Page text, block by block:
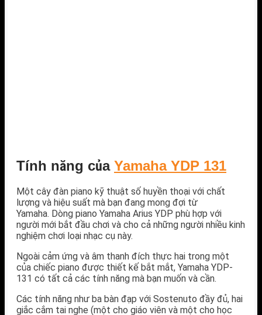
Tính năng của Yamaha YDP 131
Một cây đàn piano kỹ thuật số huyền thoại với chất
lượng và hiệu suất mà bạn đang mong đợi từ
Yamaha. Dòng piano Yamaha Arius YDP phù hợp với
người mới bắt đầu chơi và cho cả những người nhiều kinh
nghiệm chơi loại nhạc cụ này.
Ngoài cảm ứng và âm thanh đích thực hai trong một
của chiếc piano được thiết kế bắt mắt, Yamaha YDP-
131 có tất cả các tính năng mà bạn muốn và cần.
Các tính năng như ba bàn đạp với Sostenuto đầy đủ, hai
giắc cắm tai nghe (một cho giáo viên và một cho học